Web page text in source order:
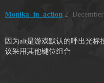
Monika_in_action 2
因为alt是游戏默认的呼出光
议采用其他键位组合